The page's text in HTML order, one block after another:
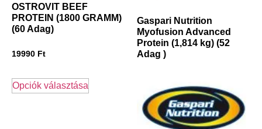
OSTROVIT BEEF
PROTEIN (1800 GRAMM)
(60 Adag)
19990 Ft
Opciók választása
Gaspari Nutrition
Myofusion Advanced
Protein (1,814 kg) (52
Adag )